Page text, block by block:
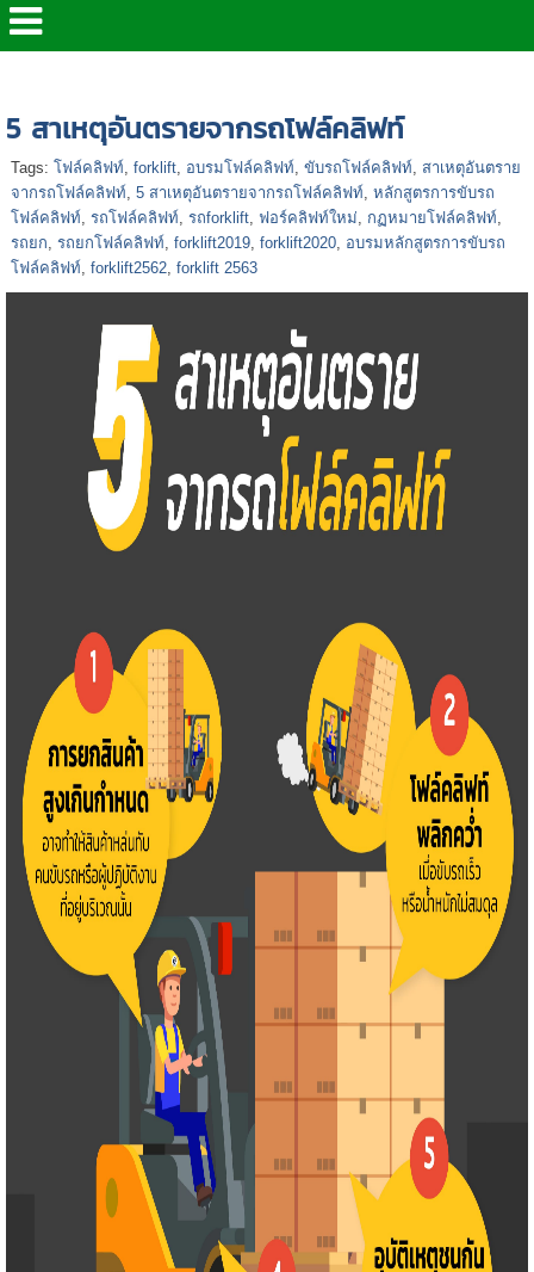
5 สาเหตุอันตรายจากรถโฟล์คลิฟท์
Tags: โฟล์คลิฟท์, forklift, อบรมโฟล์คลิฟท์, ขับรถโฟล์คลิฟท์, สาเหตุอันตราย
จากรถโฟล์คลิฟท์, 5 สาเหตุอันตรายจากรถโฟล์คลิฟท์, หลักสูตรการขับรถ
โฟล์คลิฟท์, รถโฟล์คลิฟท์, รถforklift, ฟอร์คลิฟท์ใหม่, กฏหมายโฟล์คลิฟท์,
รถยก, รถยกโฟล์คลิฟท์, forklift2019, forklift2020, อบรมหลักสูตรการขับรถ
โฟล์คลิฟท์, forklift2562, forklift 2563